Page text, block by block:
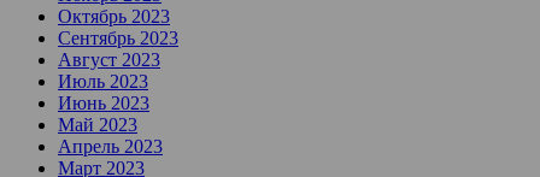
Октябрь 2023
Сентябрь 2023
Август 2023
Июль 2023
Июнь 2023
Май 2023
Апрель 2023
Март 2023